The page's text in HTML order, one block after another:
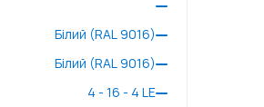
Білий (RAL 9016)
Білий (RAL 9016)
4 - 16 - 4 LE